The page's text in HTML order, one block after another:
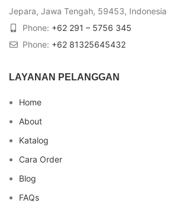
Jepara, Jawa Tengah, 59453, Indonesia
Phone: +62 291 – 5756 345
Phone: +62 81325645432
LAYANAN PELANGGAN
Home
About
Katalog
Cara Order
Blog
FAQs